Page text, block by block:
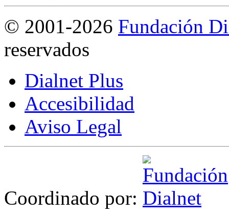
© 2001-2026 Fundación
reservados
Dialnet Plus
Accesibilidad
Aviso Legal
Coordinado por: